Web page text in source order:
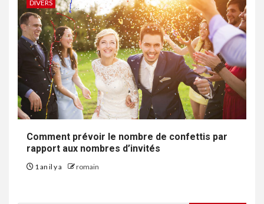
DIVERS
Comment prévoir le nombre de confettis par
rapport aux nombres d’invités
1 an il y a romain